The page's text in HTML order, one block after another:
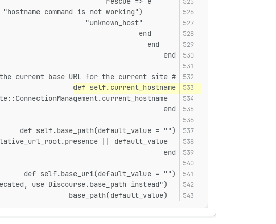
        "unknown_host"
end
# Get the current base URL for the current site
def self.current_hostname
end
def self.base_path(default_value = "")
end
def self.base_uri(default_value = "")